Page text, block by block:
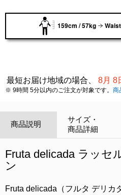
159cm / 57kg
最短お届け地域の場合、 8月 8
※ 9時間 5分以内のご注文が対象です。 商
商品説明
サイズ・
商品詳細
Fruta delicada ラッセ
ン
Fruta delicada（フルタ デリカ